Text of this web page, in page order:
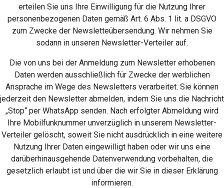
erteilen Sie uns Ihre Einwilligung für die Nutzung Ihrer
personenbezogenen Daten gemäß Art. 6 Abs. 1 lit. a DSGVO
zum Zwecke der Newsletteübersendung. Wir nehmen Sie
sodann in unseren Newsletter-Verteiler auf.
Die von uns bei der Anmeldung zum Newsletter erhobenen
Daten werden ausschließlich für Zwecke der werblichen
Ansprache im Wege des Newsletters verarbeitet. Sie können
jederzeit den Newsletter abmelden, indem Sie uns die Nachricht
„Stop“ per WhatsApp senden. Nach erfolgter Abmeldung wird
Ihre Mobilfunknummer unverzüglich in unserem Newsletter-
Verteiler gelöscht, soweit Sie nicht ausdrücklich in eine weitere
Nutzung Ihrer Daten eingewilligt haben oder wir uns eine
darüberhinausgehende Datenverwendung vorbehalten, die
gesetzlich erlaubt ist und über die wir Sie in dieser Erklärung
informieren.